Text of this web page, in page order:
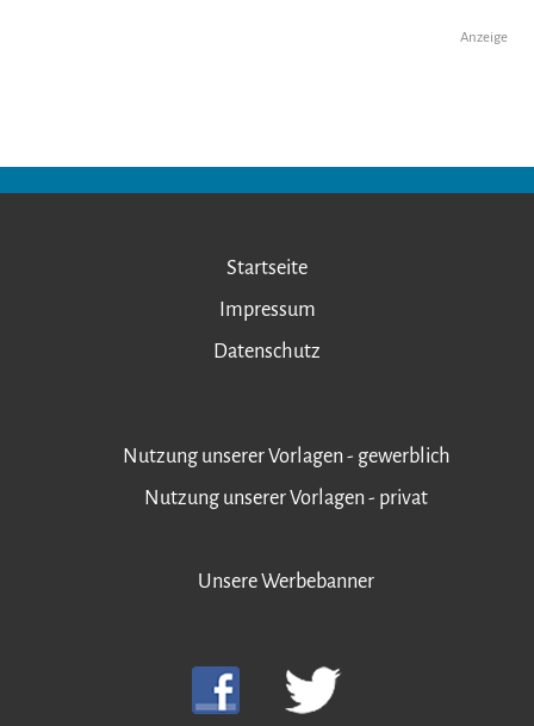
Anzeige
Startseite
Impressum
Datenschutz
Nutzung unserer Vorlagen - gewerblich
Nutzung unserer Vorlagen - privat
Unsere Werbebanner